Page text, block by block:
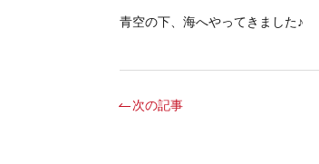
青空の下、海へやってきました♪
次の記事